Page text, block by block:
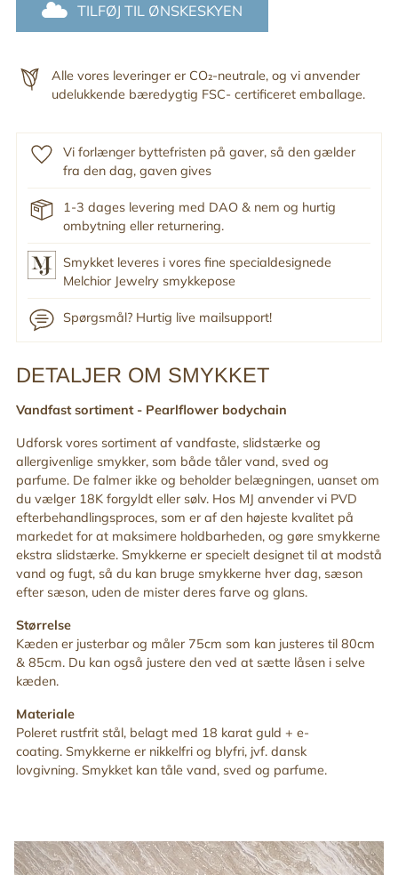
TILFØJ TIL ØNSKESKYEN
Alle vores leveringer er CO₂-neutrale, og vi anvender
udelukkende bæredygtig FSC- certificeret emballage.
Vi forlænger byttefristen på gaver, så den gælder
fra den dag, gaven gives
1-3 dages levering med DAO & nem og hurtig
ombytning eller returnering.
Smykket leveres i vores fine specialdesignede
Melchior Jewelry smykkepose
Spørgsmål? Hurtig live mailsupport!
Tilføj
til
din
indkøbskurv
DETALJER OM SMYKKET
Vandfast sortiment - Pearlflower bodychain
Udforsk vores sortiment af vandfaste, slidstærke og
allergivenlige smykker, som både tåler vand, sved og
parfume. De falmer ikke og beholder belægningen, uanset om
du vælger 18K forgyldt eller sølv. Hos MJ anvender vi PVD
efterbehandlingsproces, som er af den højeste kvalitet på
markedet for at maksimere holdbarheden, og gøre smykkerne
ekstra slidstærke. Smykkerne er specielt designet til at modstå
vand og fugt, så du kan bruge smykkerne hver dag, sæson
efter sæson, uden de mister deres farve og glans.
Størrelse
Kæden er justerbar og måler 75cm som kan justeres til 80cm
& 85cm. Du kan også justere den ved at sætte låsen i selve
kæden.
Materiale
Poleret rustfrit stål, belagt med 18 karat guld + e-
coating. Smykkerne er nikkelfri og blyfri, jvf. dansk
lovgivning. Smykket kan tåle vand, sved og parfume.